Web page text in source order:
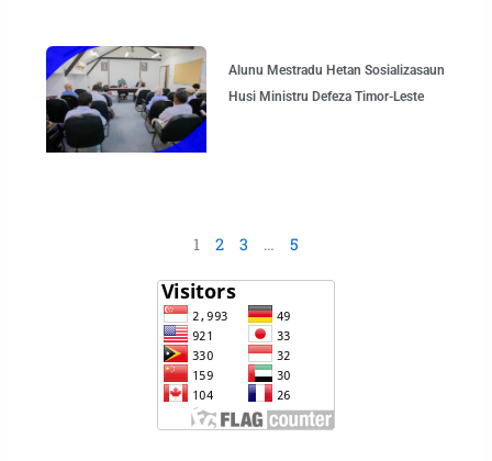
Alunu Mestradu Hetan Sosializasaun
Husi Ministru Defeza Timor-Leste
1 2 3 … 5